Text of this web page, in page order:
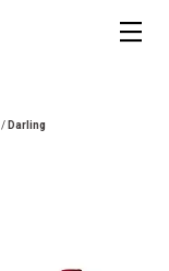
/ Darling